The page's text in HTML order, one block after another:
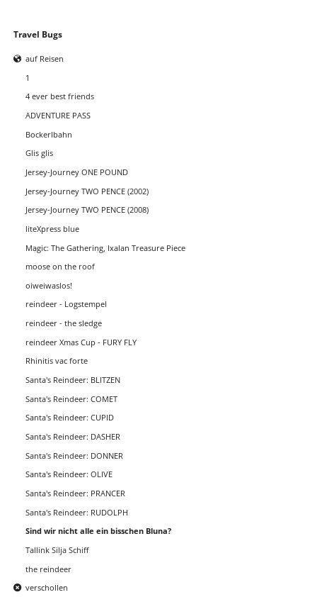
Navigation
Travel Bugs
auf Reisen
1
4 ever best friends
ADVENTURE PASS
Bockerlbahn
Glis glis
Jersey-Journey ONE POUND
Jersey-Journey TWO PENCE (2002)
Jersey-Journey TWO PENCE (2008)
liteXpress blue
Magic: The Gathering, Ixalan Treasure Piece
moose on the roof
oiweiwaslos!
reindeer - Logstempel
reindeer - the sledge
reindeer Xmas Cup - FURY FLY
Rhinitis vac forte
Santa's Reindeer: BLITZEN
Santa's Reindeer: COMET
Santa's Reindeer: CUPID
Santa's Reindeer: DASHER
Santa's Reindeer: DONNER
Santa's Reindeer: OLIVE
Santa's Reindeer: PRANCER
Santa's Reindeer: RUDOLPH
Sind wir nicht alle ein bisschen Bluna?
Tallink Silja Schiff
the reindeer
verschollen